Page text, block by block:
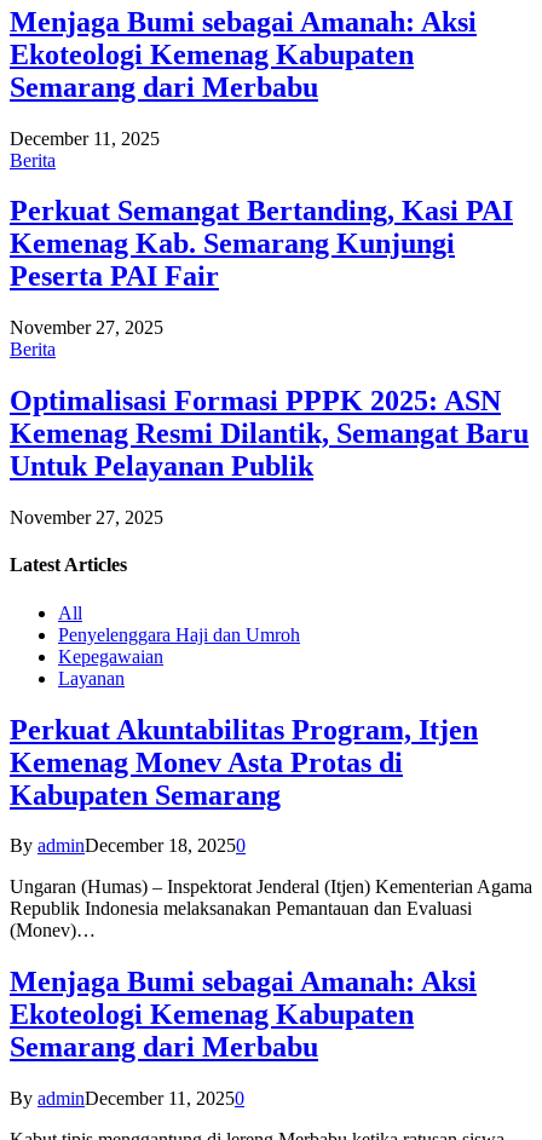
Menjaga Bumi sebagai Amanah: Aksi
Ekoteologi Kemenag Kabupaten
Semarang dari Merbabu
December 11, 2025
Berita
Perkuat Semangat Bertanding, Kasi PAI
Kemenag Kab. Semarang Kunjungi
Peserta PAI Fair
November 27, 2025
Berita
Optimalisasi Formasi PPPK 2025: ASN
Kemenag Resmi Dilantik, Semangat Baru
Untuk Pelayanan Publik
November 27, 2025
Latest Articles
All
Penyelenggara Haji dan Umroh
Kepegawaian
Layanan
Perkuat Akuntabilitas Program, Itjen
Kemenag Monev Asta Protas di
Kabupaten Semarang
By adminDecember 18, 20250
Ungaran (Humas) – Inspektorat Jenderal (Itjen) Kementerian Agama
Republik Indonesia melaksanakan Pemantauan dan Evaluasi
(Monev)…
Menjaga Bumi sebagai Amanah: Aksi
Ekoteologi Kemenag Kabupaten
Semarang dari Merbabu
By adminDecember 11, 20250